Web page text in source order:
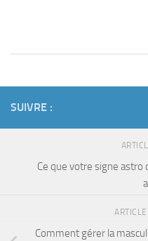
SUIVRE :
Ce que votre signe
Comment gérer la